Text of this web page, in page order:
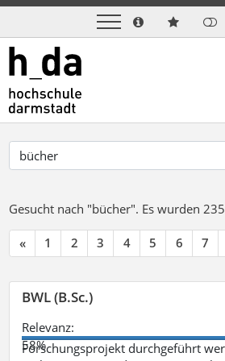
Gesucht nach "bücher". Es wurden
« 1 2 3 4 5 6 7
BWL (B.Sc.)
Relevanz:
58%
Forschungsprojekt durchgeführt